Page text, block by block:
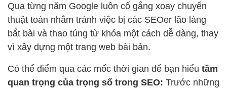
Qua từng năm Google luôn cố gắng xoay chuyển
thuật toán nhằm tránh việc bị các SEOer lão làng
bắt bài và thao túng từ khóa một cách dễ dàng, thay
vì xây dựng một trang web bài bản.
Có thể điểm qua các mốc thời gian để bạn hiểu tầm
quan trọng của trọng số trong SEO: Trước những